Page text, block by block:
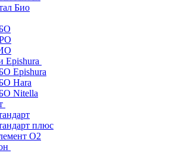
Био
Epishura
Epishura
Hara
Nitella
плюс
О2